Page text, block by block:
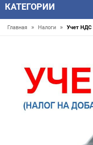
КАТЕГОРИИ
Главная » Налоги » Учет НДС